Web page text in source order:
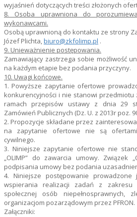
wyjaśnień dotyczących treści złożonych
8. Osoba uprawniona do
wykonawcami.
Osobą uprawnioną do kontaktu ze strony
Józef Plichta,biuro@zkfolimp.pl .
9. Unieważnienie postępowania.
Zamawiający zastrzega sobie możliwość
na każdym etapie bez podania przyczyny.
10. Uwagi końcowe.
1. Powyższe zapytanie ofertowe
konkurencyjności i nie stanowi
ramach przepisów ustawy z dnia 29
Zamówień Publicznych (Dz. U. z 2013r poz.
2. Propozycje składane przez
na zapytanie ofertowe nie są
cywilnego.
3. Niniejsze zapytanie ofertowe nie
„OLIMP” do zawarcia umowy. Związek
podpisania umowy bez podania
4. Niniejsze postępowanie
wspierania realizacji zadań z zakresu
społecznej osób niepełnosprawnych,
organizacjom pozarządowym przez PFRON.
Załączniki: